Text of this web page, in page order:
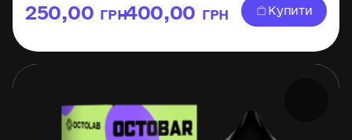
250,00 ГРН
–400,00 ГРН Купити